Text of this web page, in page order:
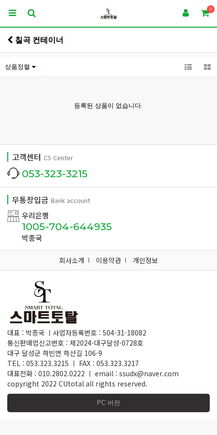
0
칠곡 컨테이너
상품정렬
등록된 상품이 없습니다.
고객센터 CS Center
053-323-3215
무통장입금 Bank account
우리은행
1005-704-644935
박종국
회사소개 이용약관 개인정보
대표 : 박종국 ㅣ사업자등록번호 : 504-31-18082
통신판매업신고번호 : 제2024-대구달성-0728호
대구 달성군 하빈면 하산길 106-9
TEL : 053.323.3215 ㅣ FAX : 053.323.3217
대표전화 : 010.2802.0222 ㅣ email : ssudx@naver.com
copyright 2022 CUtotal all rights reserved.
PC 버전